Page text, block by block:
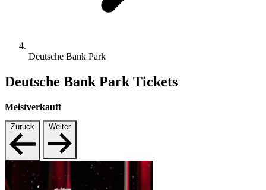
Deutsche Bank Park
Deutsche Bank Park Tickets
Meistverkauft
Zurück Weiter